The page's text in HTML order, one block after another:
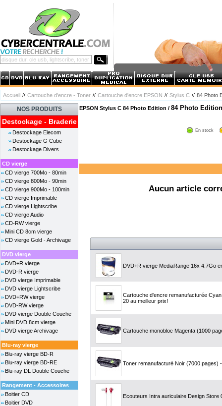
Accueil Cartouche d'encre - Toner Cartouche d'encre EPSON Stylus C 84 Photo
NOS PRODUITS
Destockage - Braderie
Destockage Elecom
Destockage G Cube
Destockage Divers
CD vierge
CD vierge 700Mo - 80min
CD vierge 800Mo - 90min
CD vierge 900Mo - 100min
CD vierge Imprimable
CD vierge Lightscribe
CD vierge Audio
CD-RW vierge
Mini CD 8cm vierge
CD vierge Gold - Archivage
DVD vierge
DVD+R vierge
DVD-R vierge
DVD vierge Imprimable
DVD vierge Lightscribe
DVD+RW vierge
DVD-RW vierge
DVD vierge Double Couche
Mini DVD 8cm vierge
DVD vierge Archivage
Blu-ray vierge
Blu-ray vierge BD-R
Blu-ray vierge BD-RE
Blu-ray DL Double Couche
Rangement - Accessoires
Boitier CD
Boitier DVD
EPSON Stylus C 84 Photo Edition / 84 Photo Edition
En stock
Aucun article
DVD+R vierge MediaRange 16x 4.7Go
Cartouche d'encre remanufacturée
20 au meilleur prix!
Cartouche monobloc Magenta (1000
Toner remanufacturé Noir (7000 pages)
Ecouteurs Intra auriculaire Design Store